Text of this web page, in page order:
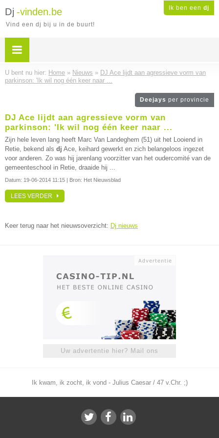
Ik ben een dj
Dj -vinden.be
Vind een dj bij u in de buurt!
U bent nu hier: Home » Nieuws » DJ Ace lijdt aan agressieve vorm van
parkinson: 'Ik wil nog één keer naar ...
Deejays per provincie
DJ Ace lijdt aan agressieve vorm van
parkinson: 'Ik wil nog één keer naar ...
Zijn hele leven lang heeft Marc Van Landeghem (51) uit het Looiend in
Retie, bekend als dj Ace, keihard gewerkt en zich belangeloos ingezet
voor anderen. Zo was hij jarenlang voorzitter van het oudercomité van de
gemeenteschool in Retie, draaide hij ...
Datum: 19-06-2014 11:15 | Bron: Het Nieuwsblad
LEES VERDER
Keer terug naar het nieuwsoverzicht: Dj nieuws
Uw advertentie hier? Mail ons
Ik kwam, ik zocht, ik vond - Julius Caesar / 47 v.Chr. ;)